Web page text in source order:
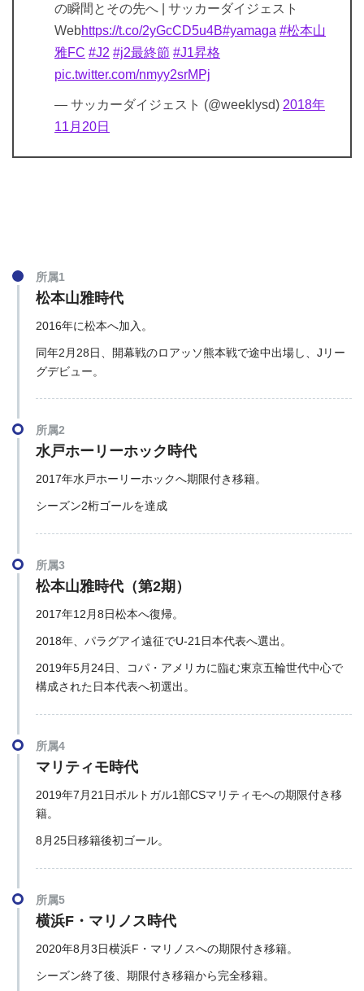
の瞬間とその先へ | サッカーダイジェスト
Webhttps://t.co/2yGcCD5u4B#yamaga #松本山
雅FC #J2 #j2最終節 #J1昇格
pic.twitter.com/nmyy2srMPj
— サッカーダイジェスト (@weeklysd) 2018年
11月20日
所属1
松本山雅時代
2016年に松本へ加入。
同年2月28日、開幕戦のロアッソ熊本戦で途中出場し、Jリー
グデビュー。
所属2
水戸ホーリーホック時代
2017年水戸ホーリーホックへ期限付き移籍。
シーズン2桁ゴールを達成
所属3
松本山雅時代（第2期）
2017年12月8日松本へ復帰。
2018年、パラグアイ遠征でU-21日本代表へ選出。
2019年5月24日、コパ・アメリカに臨む東京五輪世代中心で
構成された日本代表へ初選出。
所属4
マリティモ時代
2019年7月21日ポルトガル1部CSマリティモへの期限付き移
籍。
8月25日移籍後初ゴール。
所属5
横浜F・マリノス時代
2020年8月3日横浜F・マリノスへの期限付き移籍。
シーズン終了後、期限付き移籍から完全移籍。